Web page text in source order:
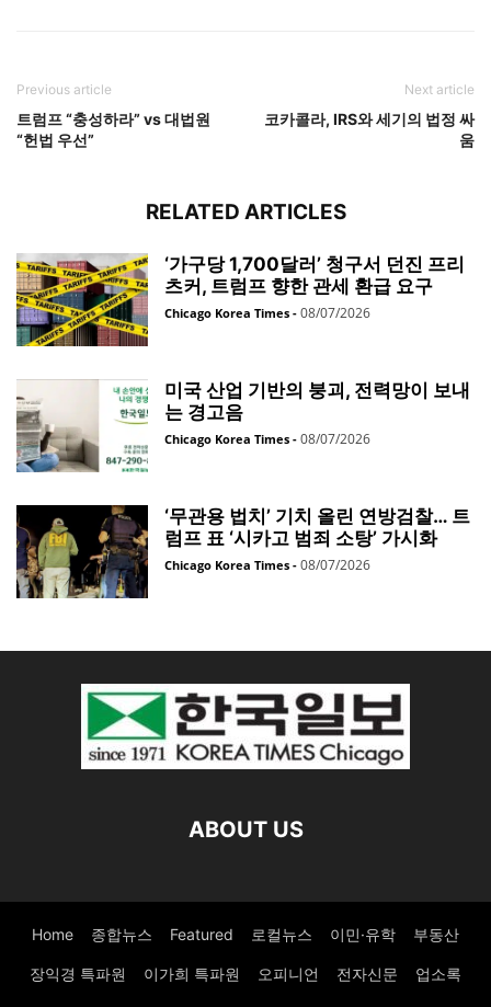
Previous article
트럼프 “충성하라” vs 대법원
“헌법 우선”
Next article
코카콜라, IRS와 세기의 법정 싸
움
RELATED ARTICLES
‘가구당 1,700달러’ 청구서 던진 프리
츠커, 트럼프 향한 관세 환급 요구
Chicago Korea Times - 08/07/2026
미국 산업 기반의 붕괴, 전력망이 보내
는 경고음
Chicago Korea Times - 08/07/2026
‘무관용 법치’ 기치 올린 연방검찰… 트
럼프 표 ‘시카고 범죄 소탕’ 가시화
Chicago Korea Times - 08/07/2026
ABOUT US
Home 종합뉴스 Featured 로컬뉴스 이민·유학 부동산
장익경 특파원 이가희 특파원 오피니언 전자신문 업소록